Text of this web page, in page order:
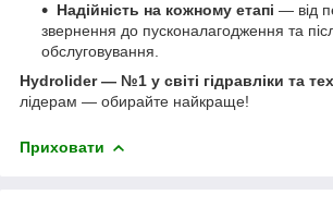
Надійність на кожному етапі — від
звернення до пусконалагодження та
обслуговування.
Hydrolider — №1 у світі гідравліки та
лідерам — обирайте найкраще!
Приховати